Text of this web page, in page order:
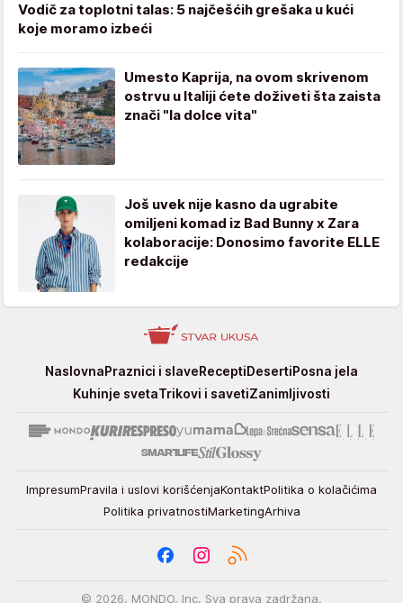
Vodič za toplotni talas: 5 najčešćih grešaka u kući
koje moramo izbeći
Umesto Kaprija, na ovom skrivenom
ostrvu u Italiji ćete doživeti šta zaista
znači "la dolce vita"
Još uvek nije kasno da ugrabite
omiljeni komad iz Bad Bunny x Zara
kolaboracije: Donosimo favorite ELLE
redakcije
StvarNaslovnaPraznici i slaveReceptiDesertiPosna jela
Kuhinje svetaTrikovi i savetiZanimljivosti
ImpresumPravila i uslovi korišćenjaKontaktPolitika o kolačićima
Politika privatnostiMarketingArhiva
© 2026. MONDO, Inc. Sva prava zadržana.